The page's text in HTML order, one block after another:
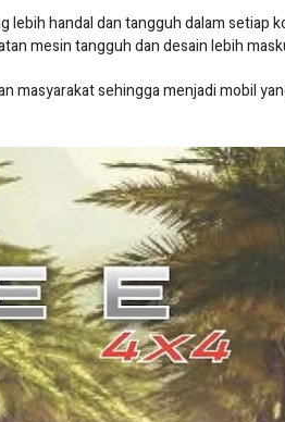
lebih handal dan tangguh dalam
mesin tangguh dan desain lebih
masyarakat sehingga menjadi mobil